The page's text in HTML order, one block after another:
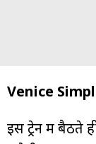
Venice
इस ट्रेन में बैठते